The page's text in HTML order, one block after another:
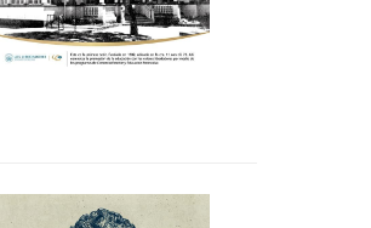
educación con los valores
libertadores por medio de los